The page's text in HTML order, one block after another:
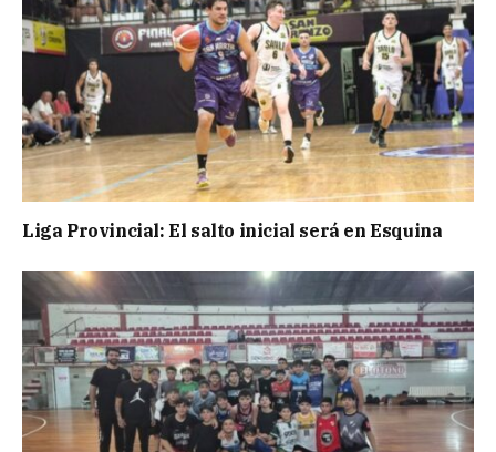
Liga Provincial: El salto inicial será en Esquina